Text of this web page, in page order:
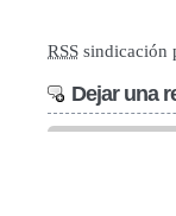
RSS sindicación
Dejar una